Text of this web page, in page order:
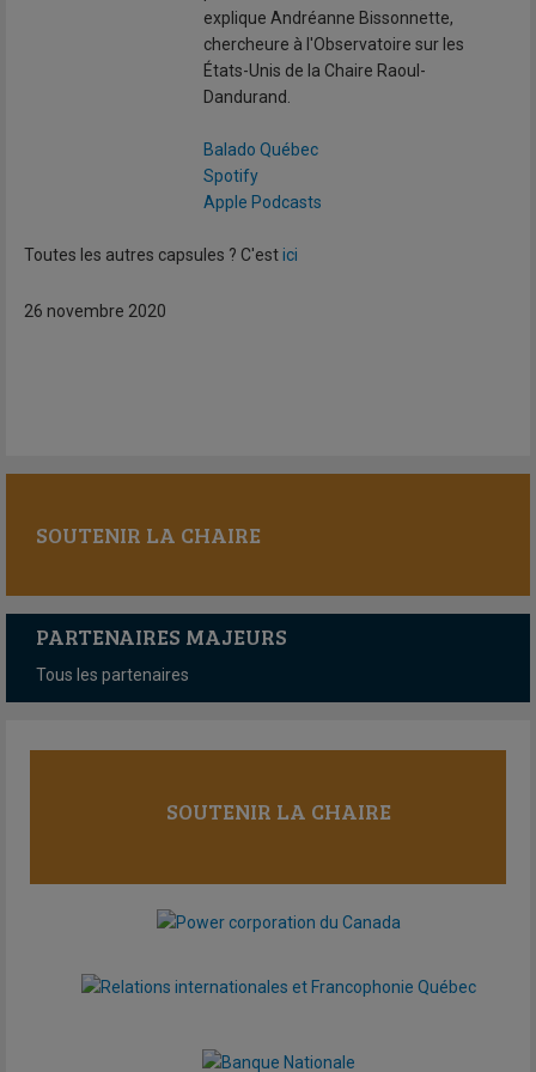
explique Andréanne Bissonnette,
chercheure à l'Observatoire sur les
États-Unis de la Chaire Raoul-
Dandurand.
Balado Québec
Spotify
Apple Podcasts
Toutes les autres capsules ? C'estici
26 novembre 2020
SOUTENIR LA CHAIRE
PARTENAIRES MAJEURS
Tous les partenaires
SOUTENIR LA CHAIRE